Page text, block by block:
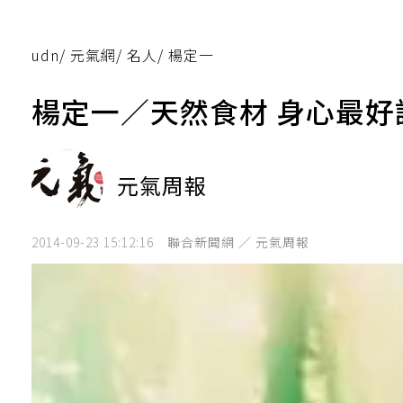
udn/ 元氣網/ 名人/ 楊定一
楊定一／天然食材 身心最
元氣周報
2014-09-23 15:12:16 聯合新聞網 ／ 元氣周報